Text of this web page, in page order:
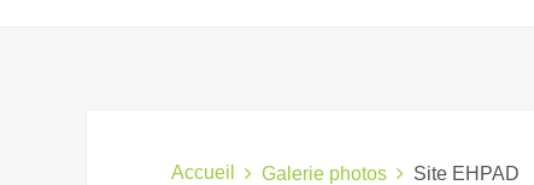
Accueil Galerie photos Site EHPAD